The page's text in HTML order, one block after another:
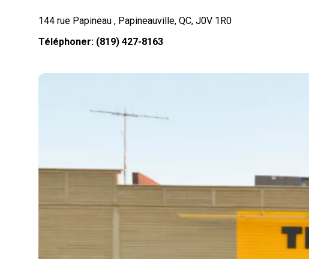
144 rue Papineau , Papineauville, QC, J0V 1R0
Téléphoner: (819) 427-8163